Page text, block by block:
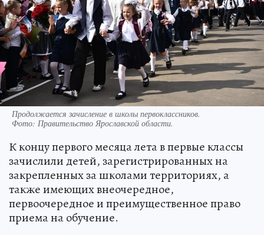
Продолжается зачисление в школы первоклассников.
Фото: Правительство Ярославской области.
К концу первого месяца лета в первые классы
зачислили детей, зарегистрированных на
закрепленных за школами территориях, а
также имеющих внеочередное,
первоочередное и преимущественное право
приема на обучение.